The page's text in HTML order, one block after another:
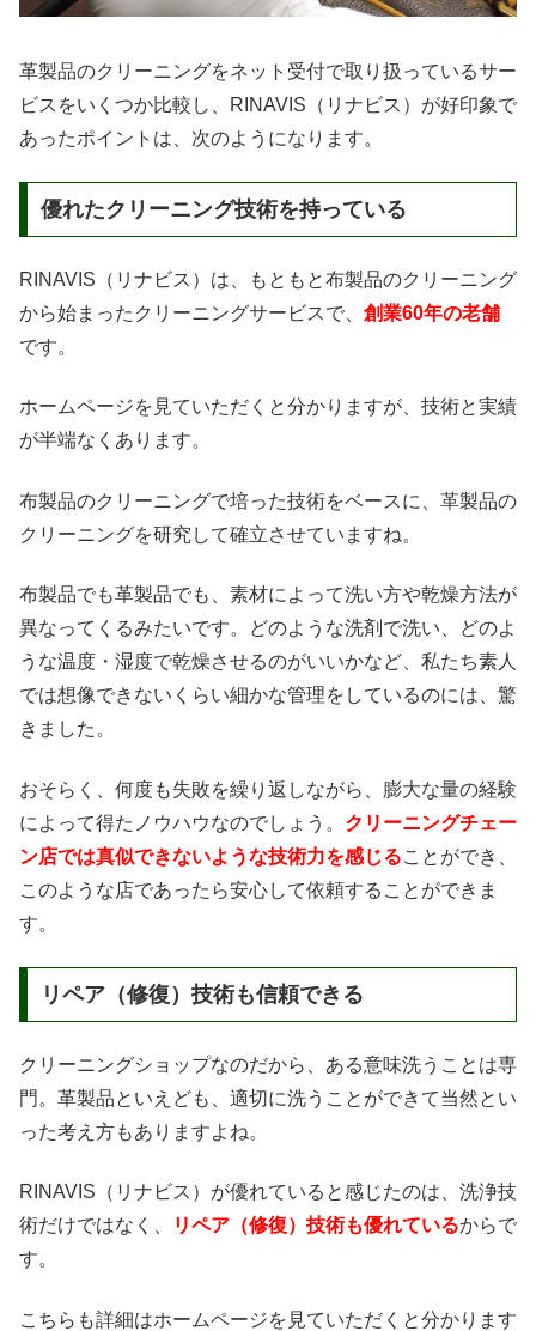
革製品のクリーニングをネット受付で取り扱っているサー
ビスをいくつか比較し、RINAVIS（リナビス）が好印象で
あったポイントは、次のようになります。
優れたクリーニング技術を持っている
RINAVIS（リナビス）は、もともと布製品のクリーニング
から始まったクリーニングサービスで、 創業60年の老舗
です。
ホームページを見ていただくと分かりますが、技術と実績
が半端なくあります。
布製品のクリーニングで培った技術をベースに、革製品の
クリーニングを研究して確立させていますね。
布製品でも革製品でも、素材によって洗い方や乾燥方法が
異なってくるみたいです。どのような洗剤で洗い、どのよ
うな温度・湿度で乾燥させるのがいいかなど、私たち素人
では想像できないくらい細かな管理をしているのには、驚
きました。
おそらく、何度も失敗を繰り返しながら、膨大な量の経験
によって得たノウハウなのでしょう。 クリーニングチェー
ン店では真似できないような技術力を感じることができ、
このような店であったら安心して依頼することができま
す。
リペア（修復）技術も信頼できる
クリーニングショップなのだから、ある意味洗うことは専
門。革製品といえども、適切に洗うことができて当然とい
った考え方もありますよね。
RINAVIS（リナビス）が優れていると感じたのは、洗浄技
術だけではなく、
リペア（修復）技術も優れているからで
す。
こちらも詳細はホームページを見ていただくと分かります